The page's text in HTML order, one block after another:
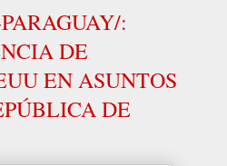
:
DE
EN ASUNTOS
DE